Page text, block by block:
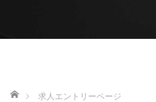
ホーム 求人エントリーページ